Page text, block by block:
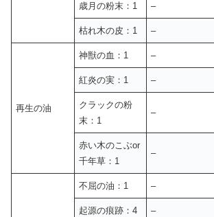
歳月の粉末：1 –
枯れ木の皮：1 –
再生の油
神獣の血：1 –
紅炎の実：1 –
クラックの粉
末：1
–
赤い木のこぶor
千年草：1
–
不屈の油：1 –
起源の痕跡：4 –